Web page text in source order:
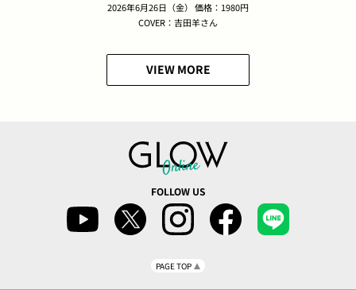
2026年6月26日（金） 価格：1980円
COVER：吉田羊さん
VIEW MORE
FOLLOW US
PAGE TOP